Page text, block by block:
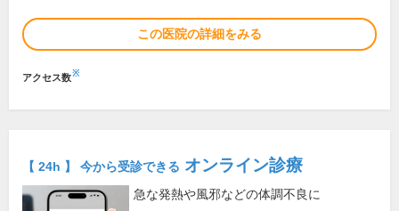
この医院の詳細をみる
アクセス数※
【 24h 】 今から受診できる オンライン診療
急な発熱や風邪などの体調不良に